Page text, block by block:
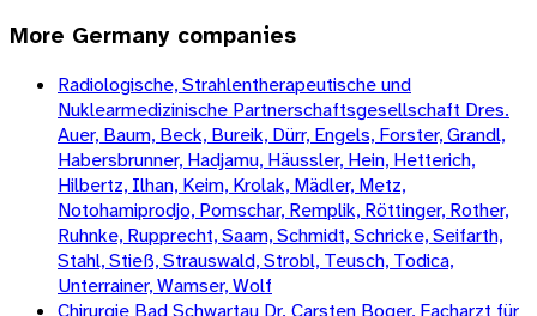
More Germany companies
Radiologische, Strahlentherapeutische und
Nuklearmedizinische Partnerschaftsgesellschaft Dres.
Auer, Baum, Beck, Bureik, Dürr, Engels, Forster, Grandl,
Habersbrunner, Hadjamu, Häussler, Hein, Hetterich,
Hilbertz, Ilhan, Keim, Krolak, Mädler, Metz,
Notohamiprodjo, Pomschar, Remplik, Röttinger, Rother,
Ruhnke, Rupprecht, Saam, Schmidt, Schricke, Seifarth,
Stahl, Stieß, Strauswald, Strobl, Teusch, Todica,
Unterrainer, Wamser, Wolf